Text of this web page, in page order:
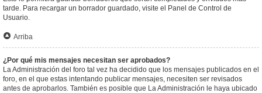
tarde. Para recargar un borrador guardado, visite el Panel de Control de
Usuario.
Arriba
¿Por qué mis mensajes necesitan ser aprobados?
La Administración del foro tal vez ha decidido que los mensajes publicados en el
foro, en el que estas intentando publicar mensajes, necesiten ser revisados
antes de aprobarlos. También es posible que La Administración le haya ubicado